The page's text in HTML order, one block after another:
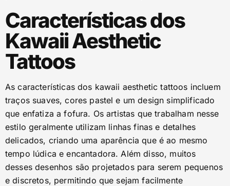
Características dos
Kawaii Aesthetic
Tattoos
As características dos kawaii aesthetic tattoos incluem
traços suaves, cores pastel e um design simplificado
que enfatiza a fofura. Os artistas que trabalham nesse
estilo geralmente utilizam linhas finas e detalhes
delicados, criando uma aparência que é ao mesmo
tempo lúdica e encantadora. Além disso, muitos
desses desenhos são projetados para serem pequenos
e discretos, permitindo que sejam facilmente